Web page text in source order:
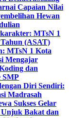
Capaian Nilai
Hewan
MTsN 1
(ASAT)
MTsN 1 Kota
Mengajar
dan
SMP
Diri Sendiri:
Madrasah
Sukses Gelar
Bakat dan